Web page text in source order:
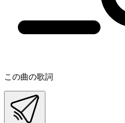
この曲の歌詞